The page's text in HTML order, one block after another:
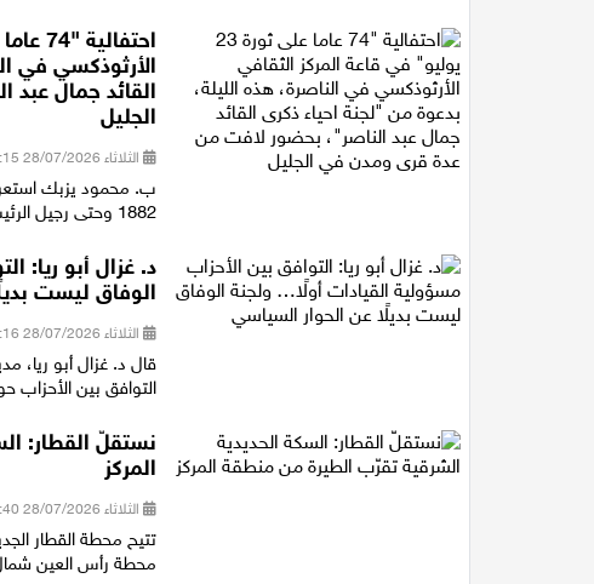
الأرثوذكسي في
القائد جمال
الجليل
الثلاثاء 28/07/2026 21:15
ب. محمود يزبك استعرض
1882 وحتى رجيل الرئيس جمال عبد الناصر، متوقفا عند أهم المفاصل التاريخية ف...
د. غزال أبو ريا:
الوفاق ليست
الثلاثاء 28/07/2026 18:16
قال د. غزال أبو ريا،
التوافق بين الأحزاب
نستقلّ القطار:
المركز
الثلاثاء 28/07/2026 14:40
تتيح محطة القطار
محطة رأس العين شمال خلال 11 دقيقة، ومنها إلى تل